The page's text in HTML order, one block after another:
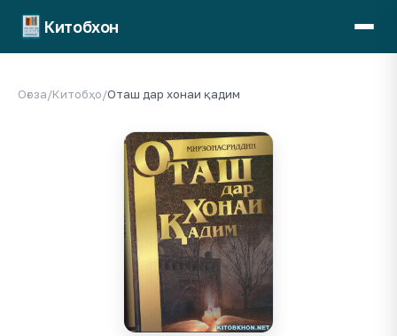
Китобхон
Оғоза/Китобҳо/Оташ дар хонаи қадим